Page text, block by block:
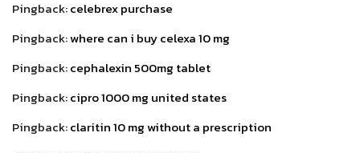
Pingback:celebrex purchase
Pingback:where can i buy celexa 10 mg
Pingback:cephalexin 500mg tablet
Pingback:cipro 1000 mg united states
Pingback:claritin 10 mg without a prescription